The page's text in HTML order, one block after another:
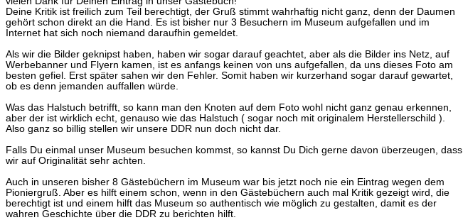
Deine Kritik ist freilich zum Teil berechtigt, der Gruß stimmt wahrhaftig nicht ganz, denn der Daumen
gehört schon direkt an die Hand. Es ist bisher nur 3 Besuchern im Museum aufgefallen und im
Internet hat sich noch niemand daraufhin gemeldet.
Als wir die Bilder geknipst haben, haben wir sogar darauf geachtet, aber als die Bilder ins Netz, auf
Werbebanner und Flyern kamen, ist es anfangs keinen von uns aufgefallen, da uns dieses Foto am
besten gefiel. Erst später sahen wir den Fehler. Somit haben wir kurzerhand sogar darauf gewartet,
ob es denn jemanden auffallen würde.
Was das Halstuch betrifft, so kann man den Knoten auf dem Foto wohl nicht ganz genau erkennen,
aber der ist wirklich echt, genauso wie das Halstuch ( sogar noch mit originalem Herstellerschild ).
Also ganz so billig stellen wir unsere DDR nun doch nicht dar.
Falls Du einmal unser Museum besuchen kommst, so kannst Du Dich gerne davon überzeugen, dass
wir auf Originalität sehr achten.
Auch in unseren bisher 8 Gästebüchern im Museum war bis jetzt noch nie ein Eintrag wegen dem
Pioniergruß. Aber es hilft einem schon, wenn in den Gästebüchern auch mal Kritik gezeigt wird, die
berechtigt ist und einem hilft das Museum so authentisch wie möglich zu gestalten, damit es der
wahren Geschichte über die DDR zu berichten hilft.